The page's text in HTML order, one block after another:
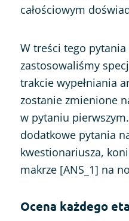
całościowym
W treści tego
zastosowaliśmy
trakcie wypełniania
zostanie zmienione
w pytaniu
dodatkowe pytania
kwestionariusza,
makrze [ANS_1] na
Ocena każdego